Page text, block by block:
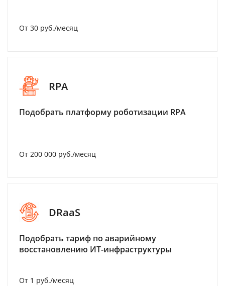
От 30 руб./месяц
RPA
Подобрать платформу роботизации RPA
От 200 000 руб./месяц
DRaaS
Подобрать тариф по аварийному
восстановлению ИТ-инфраструктуры
От 1 руб./месяц